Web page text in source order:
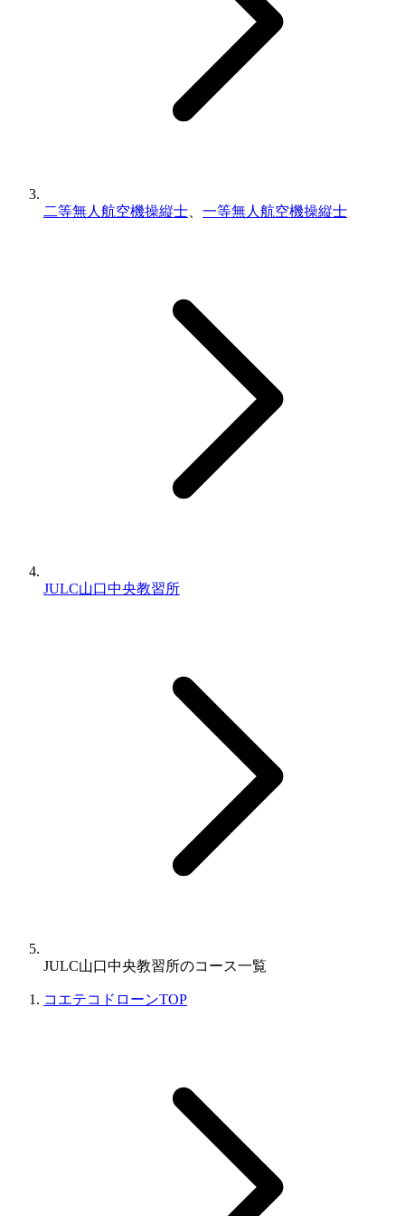
二等無人航空機操縦士 一等無人航空機操縦士
JULC山口中央教習所
JULC山口中央教習所のコース一覧
コエテコドローンTOP